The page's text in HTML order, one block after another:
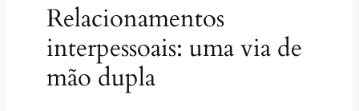
Relacionamentos
interpessoais: uma via de
mão dupla